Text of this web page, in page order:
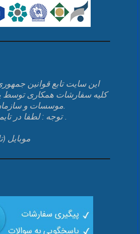
اين سايت تابع قوانين
موسسات و سازمان ها پذیرفته می شود.
_ توجه : لطفا در تایم کاری تماس بگیرید .
موبایل